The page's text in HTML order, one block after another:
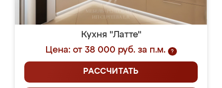
Кухня "Латте"
Цена: от 38 000 руб. за п.м.
?
РАССЧИТАТЬ